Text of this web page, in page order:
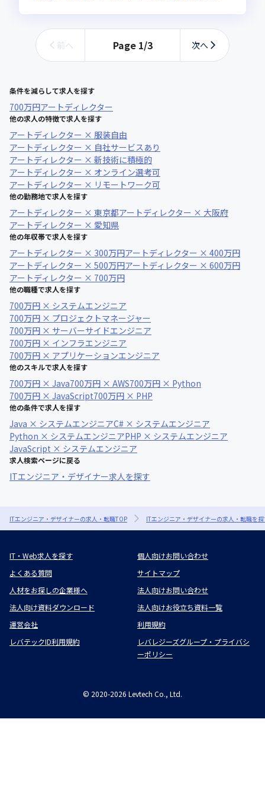
前へ Page 1/3 次へ
条件を減らして求人を探す
700万円アートディレクター
他の求人の特徴で求人を探す
アートディレクター × 服装自由
アートディレクター × 自社サービスあり
アートディレクター × 新技術に積極的
アートディレクター × オンライン選考可
アートディレクター × リモートワーク可
他の勤務地で求人を探す
アートディレクター × 東京都アートディレクター × 大阪府
アートディレクター × 愛知県
他の年収帯で求人を探す
アートディレクター × 300万円アートディレクター × 400万円
アートディレクター × 500万円アートディレクター × 600万円
アートディレクター × 700万円
他の職種で求人を探す
700万円 × システムエンジニア
700万円 × プロジェクトマネージャー
700万円 × サーバーサイドエンジニア
700万円 × インフラエンジニア
700万円 × アプリケーションエンジニア
他のスキルで求人を探す
700万円 × Java700万円 × AWS700万円 × Python
700万円 × JavaScript700万円 × PHP
他の条件で求人を探す
Java × システムエンジニアC# × システムエンジニア
Python × システムエンジニアPHP × システムエンジニア
JavaScript × システムエンジニア
求人検索ページに戻る
ITエンジニア・デザイナー求人を探す
ITエンジニア・デザイナーの求人・転職TOP ITエンジニア・デザイナーの求人・転職を
IT・Web求人を探す
個人向けお問い合わせ
よくある質問
サイトマップ
人材をお探しの企業様へ
法人向けお問い合わせ
法人向け資料ダウンロード
法人向けお役立ち資料一覧
運営会社
利用規約
レバテックID利用規約
レバレジーズグループ・プライバシ
ーポリシー
© 2020-2026 Levtech Co., Ltd.